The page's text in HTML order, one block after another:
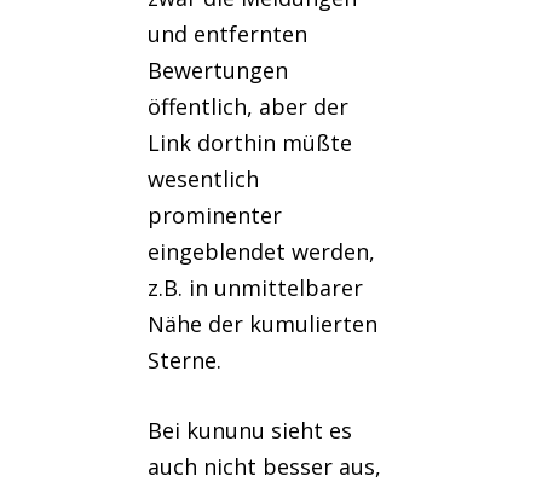
und entfernten
Bewertungen
öffentlich, aber der
Link dorthin müßte
wesentlich
prominenter
eingeblendet werden,
z.B. in unmittelbarer
Nähe der kumulierten
Sterne.
Bei kununu sieht es
auch nicht besser aus,